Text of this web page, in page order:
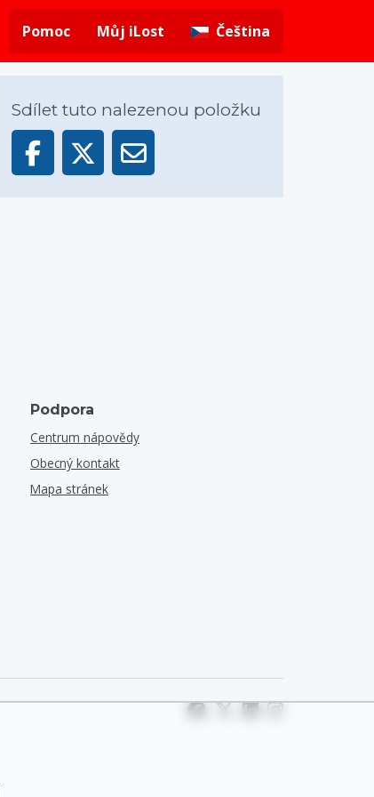
Pomoc
Můj iLost Čeština
Sdílet tuto nalezenou položku
Podpora
Centrum nápovědy
Obecný kontakt
Mapa stránek